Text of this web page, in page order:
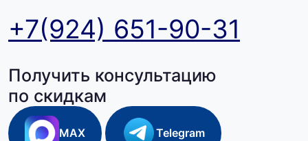
+7(924) 651-90-31
Получить консультацию
по скидкам
MAX Telegram